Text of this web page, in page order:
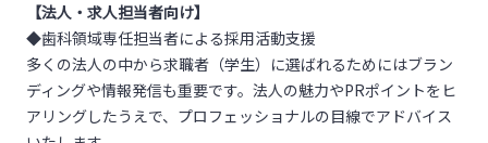
【法人・求人担当者向け】
◆歯科領域専任担当者による採用活動支援
多くの法人の中から求職者（学生）に選ばれるためにはブラン
ディングや情報発信も重要です。法人の魅力やPRポイントをヒ
アリングしたうえで、プロフェッショナルの目線でアドバイス